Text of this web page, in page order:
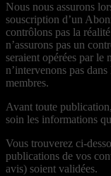
Nous nous assurons
souscription d’un
contrôlons pas la
n’assurons pas un
seraient opérées par le
n’intervenons pas
membres.
Avant toute
soin les informations
Vous trouverez ci-
publications de vos
avis) soient validées.